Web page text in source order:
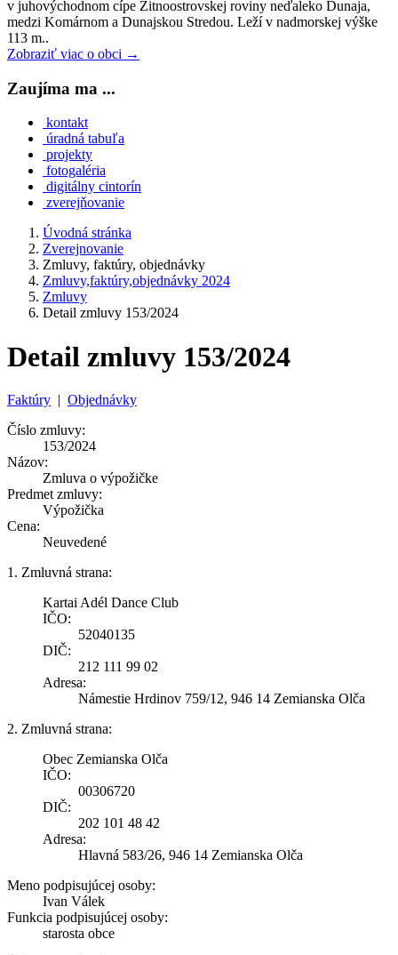
v juhovýchodnom cípe Žitnoostrovskej roviny neďaleko Dunaja,
medzi Komárnom a Dunajskou Stredou. Leží v nadmorskej výške
113 m..
Zobraziť viac o obci →
Zaujíma ma ...
kontakt
úradná tabuľa
projekty
fotogaléria
digitálny cintorín
zverejňovanie
Úvodná stránka
Zverejnovanie
Zmluvy, faktúry, objednávky
Zmluvy,faktúry,objednávky 2024
Zmluvy
Detail zmluvy 153/2024
Detail zmluvy 153/2024
Faktúry | Objednávky
Číslo zmluvy:
153/2024
Názov:
Zmluva o výpožičke
Predmet zmluvy:
Výpožička
Cena:
Neuvedené
1. Zmluvná strana:
Kartai Adél Dance Club
IČO:
52040135
DIČ:
212 111 99 02
Adresa:
Námestie Hrdinov 759/12, 946 14 Zemianska Olča
2. Zmluvná strana:
Obec Zemianska Olča
IČO:
00306720
DIČ:
202 101 48 42
Adresa:
Hlavná 583/26, 946 14 Zemianska Olča
Meno podpisujúcej osoby:
Ivan Válek
Funkcia podpisujúcej osoby:
starosta obce